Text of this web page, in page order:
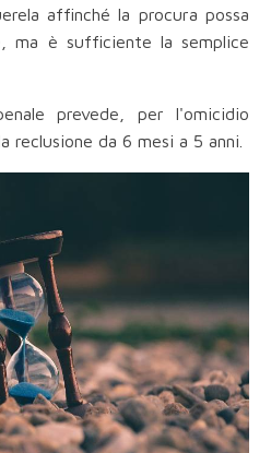
affinché la procura possa
ma è sufficiente la semplice
prevede, per l'omicidio
reclusione da 6 mesi a 5 anni.